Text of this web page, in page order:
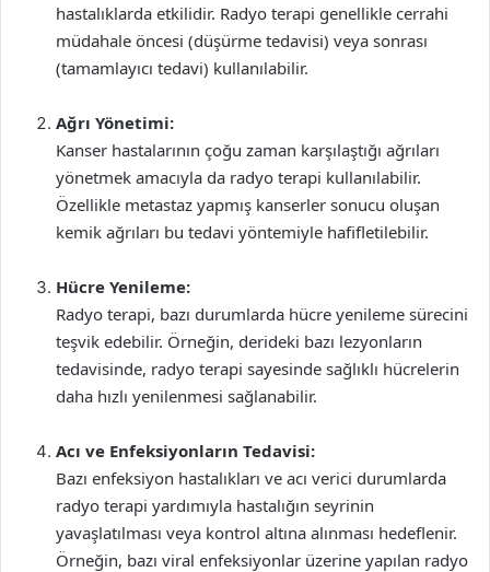
hastalıklarda etkilidir. Radyo terapi genellikle cerrahi
müdahale öncesi (düşürme tedavisi) veya sonrası
(tamamlayıcı tedavi) kullanılabilir.
Ağrı Yönetimi:
Kanser hastalarının çoğu zaman karşılaştığı ağrıları
yönetmek amacıyla da radyo terapi kullanılabilir.
Özellikle metastaz yapmış kanserler sonucu oluşan
kemik ağrıları bu tedavi yöntemiyle hafifletilebilir.
Hücre Yenileme:
Radyo terapi, bazı durumlarda hücre yenileme sürecini
teşvik edebilir. Örneğin, derideki bazı lezyonların
tedavisinde, radyo terapi sayesinde sağlıklı hücrelerin
daha hızlı yenilenmesi sağlanabilir.
Acı ve Enfeksiyonların Tedavisi:
Bazı enfeksiyon hastalıkları ve acı verici durumlarda
radyo terapi yardımıyla hastalığın seyrinin
yavaşlatılması veya kontrol altına alınması hedeflenir.
Örneğin, bazı viral enfeksiyonlar üzerine yapılan radyo